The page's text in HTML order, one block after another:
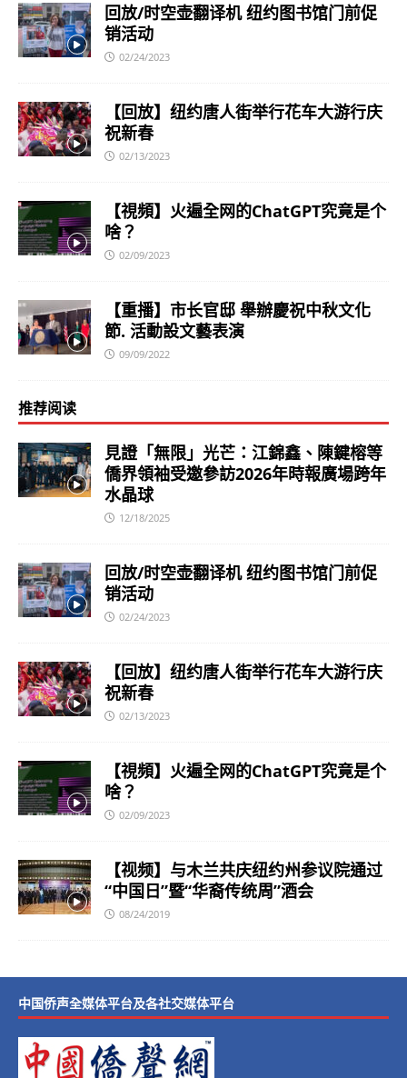
回放/时空壶翻译机 纽约图书馆门前促
销活动
02/24/2023
【回放】纽约唐人街举行花车大游行庆
祝新春
02/13/2023
【視頻】火遍全网的ChatGPT究竟是个
啥？
02/09/2023
【重播】市长官邸 舉辦慶祝中秋文化
節. 活動設文藝表演
09/09/2022
推荐阅读
見證「無限」光芒：江錦鑫、陳鍵榕等
僑界領袖受邀參訪2026年時報廣場跨年
水晶球
12/18/2025
回放/时空壶翻译机 纽约图书馆门前促
销活动
02/24/2023
【回放】纽约唐人街举行花车大游行庆
祝新春
02/13/2023
【視頻】火遍全网的ChatGPT究竟是个
啥？
02/09/2023
【视频】与木兰共庆纽约州参议院通过
“中国日”暨“华裔传统周”酒会
08/24/2019
中国侨声全媒体平台及各社交媒体平台